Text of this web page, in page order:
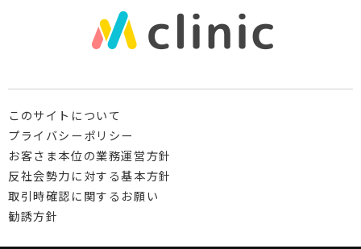
このサイトについて
プライバシーポリシー
お客さま本位の業務運営方針
反社会勢力に対する基本方針
取引時確認に関するお願い
勧誘方針